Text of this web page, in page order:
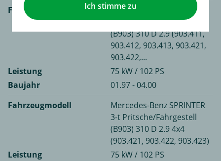
Fahrzeugmodell
Mercedes-Benz SPRINTER
3-t Pritsche/Fahrgestell
(B903) 310 D 2.9 (903.411,
903.412, 903.413, 903.421,
903.422,...
Leistung
75 kW / 102 PS
Baujahr
01.97 - 04.00
Fahrzeugmodell
Mercedes-Benz SPRINTER
3-t Pritsche/Fahrgestell
(B903) 310 D 2.9 4x4
(903.421, 903.422, 903.423)
Leistung
75 kW / 102 PS
Ich stimme zu